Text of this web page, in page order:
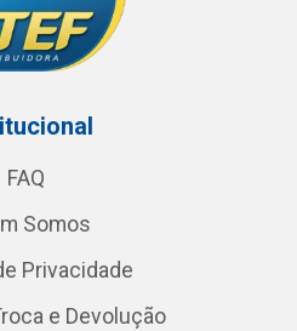
FAQ
Somos
Privacidade
e Devolução